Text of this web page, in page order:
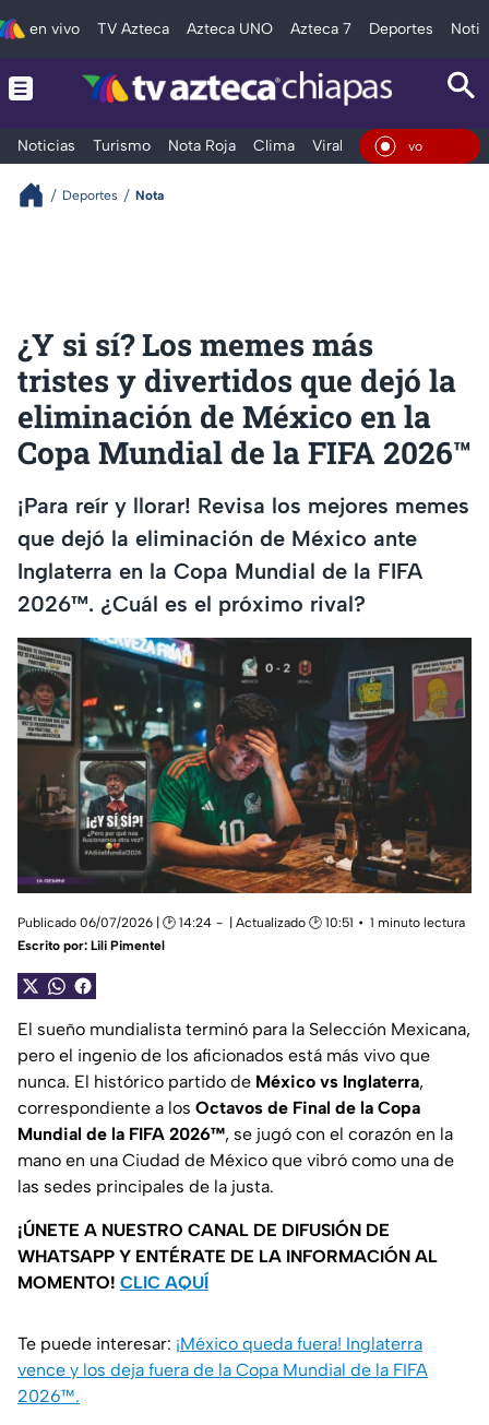
en vivo TV Azteca Azteca UNO Azteca 7 Deportes
Noticias Turismo Nota Roja Clima Viral y Tendencia En
Deportes Nota
¿Y si sí? Los memes más
tristes y divertidos que dejó la
eliminación de México en la
Copa Mundial de la FIFA 2026™
¡Para reír y llorar! Revisa los mejores memes
que dejó la eliminación de México ante
Inglaterra en la Copa Mundial de la FIFA
2026™. ¿Cuál es el próximo rival?
Publicado 06/07/2026 | 🕑 14:24 | Actualizado 🕑 10:51
1 minuto lectura
Escrito por: Lili Pimentel
El sueño mundialista terminó para la Selección Mexicana,
pero el ingenio de los aficionados está más vivo que
nunca. El histórico partido de México vs Inglaterra,
correspondiente a los Octavos de Final de la Copa
Mundial de la FIFA 2026™, se jugó con el corazón en la
mano en una Ciudad de México que vibró como una de
las sedes principales de la justa.
¡ÚNETE A NUESTRO CANAL DE DIFUSIÓN DE
WHATSAPP Y ENTÉRATE DE LA INFORMACIÓN AL
MOMENTO! CLIC AQUÍ
Te puede interesar: ¡México queda fuera! Inglaterra
vence y los deja fuera de la Copa Mundial de la FIFA
2026™.